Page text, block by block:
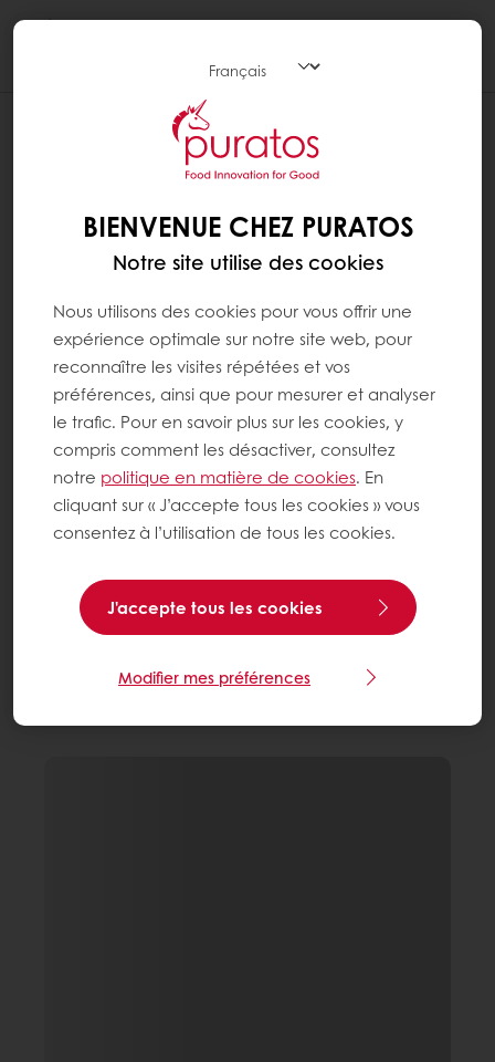
BIENVENUE CHEZ PURATOS
Notre site utilise des cookies
Nous utilisons des cookies pour vous offrir une
expérience optimale sur notre site web, pour
reconnaître les visites répétées et vos
préférences, ainsi que pour mesurer et analyser
le trafic. Pour en savoir plus sur les cookies, y
compris comment les désactiver, consultez
notre politique en matière de cookies. En
cliquant sur « J’accepte tous les cookies » vous
consentez à l’utilisation de tous les cookies.
J'accepte tous les cookies
Modifier mes préférences